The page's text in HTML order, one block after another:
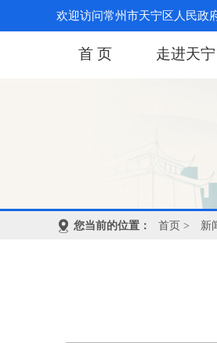
欢迎访问常州市天宁区人民政
首 页 走进天宁
您当前的位置： 首页 > 新